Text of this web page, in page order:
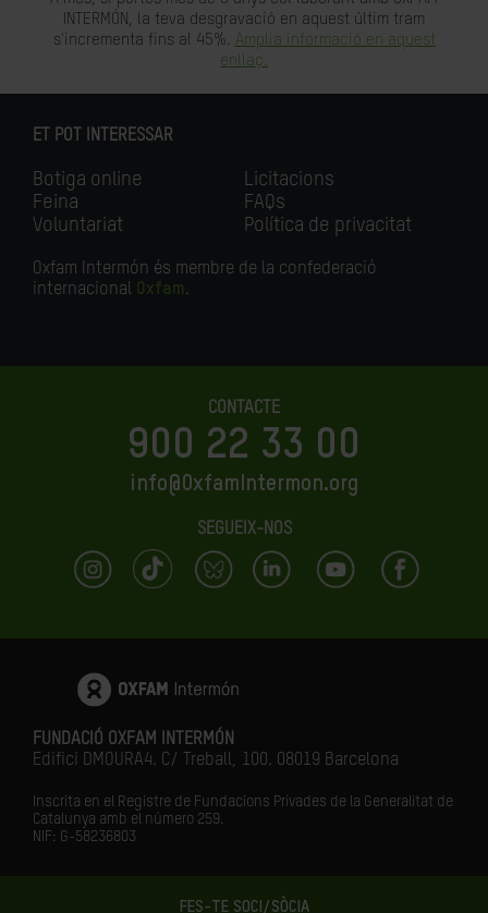
FES-TE SOCI/SÒCIA
INTERMÓN, la teva desgravació en aquest últim tram
s'incrementa fins al 45%. Amplia informació en aquest
enllaç.
ET POT INTERESSAR
Botiga online
Feina
Voluntariat
Licitacions
FAQs
Política de privacitat
Oxfam Intermón és membre de la confederació
internacional Oxfam.
CONTACTE
900 22 33 00
info@OxfamIntermon.org
SEGUEIX-NOS
FUNDACIÓ OXFAM INTERMÓN
Edifici DMOURA4. C/ Treball, 100. 08019 Barcelona
Inscrita en el Registre de Fundacions Privades de la Generalitat de
Catalunya amb el número 259.
NIF: G-58236803